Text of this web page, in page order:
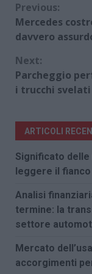
Continue
Reading
Previous:
Mercedes
davvero
Next:
Parcheggio
i trucchi
ARTICOLI
Significato
leggere il
Analisi
termine: la
settore
Mercato
accorgimenti